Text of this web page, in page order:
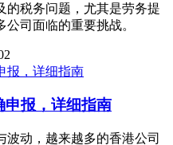
的税务问题，尤其是劳务提
司面临的重要挑战。
申报，详细指南
波动，越来越多的香港公司